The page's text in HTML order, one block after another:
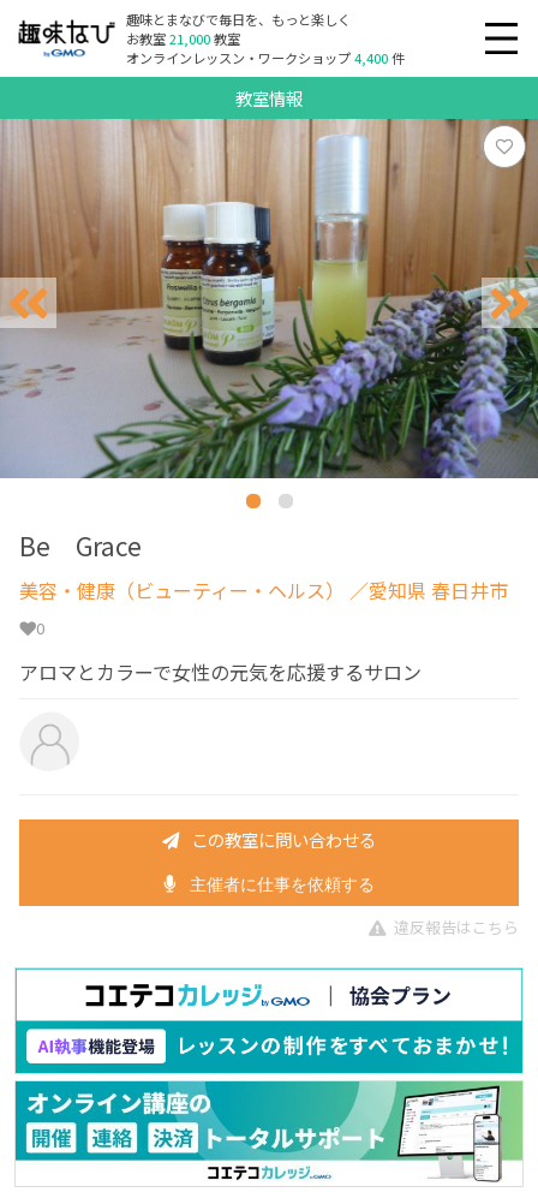
趣味とまなびで毎日を、もっと楽しく
お教室21,000教室
オンラインレッスン・ワークショップ4,400件
教室情報
Be Grace
美容・健康（ビューティー・ヘルス） ／愛知県 春日井市
0
アロマとカラーで女性の元気を応援するサロン
この教室に問い合わせる
主催者に仕事を依頼する
違反報告はこちら